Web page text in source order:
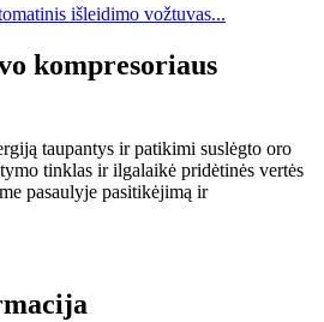
išleidimo vožtuvas...
kompresoriaus
taupantys ir patikimi suslėgto oro
tinklas ir ilgalaikė pridėtinės vertės
pasaulyje pasitikėjimą ir